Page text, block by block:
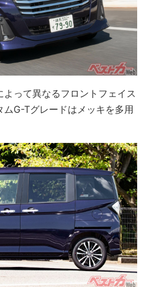
って異なるフロントフェイス
G-Tグレードはメッキを多用